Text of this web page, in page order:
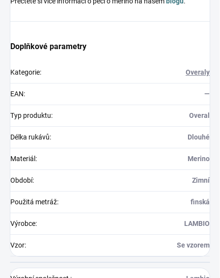
Doplňkové parametry
Kategorie: Overaly
EAN: —
Typ produktu: Overal
Délka rukávů: Dlouhé
Materiál : Merino
Období: Zimní
Použitá metráž: finská
Výrobce: LAMBIO
Vzor: Se vzorem